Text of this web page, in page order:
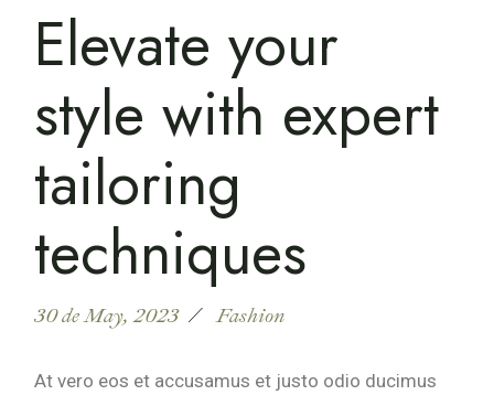
Elevate your
style with expert
tailoring
techniques
30 de May, 2023 Fashion
At vero eos et accusamus et justo odio ducimus